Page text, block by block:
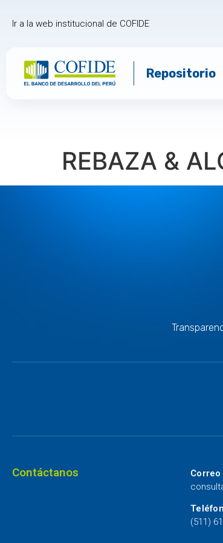
Ir a la web institucional de COFIDE
Repositorio
REBAZA &
Contáctanos
(511)